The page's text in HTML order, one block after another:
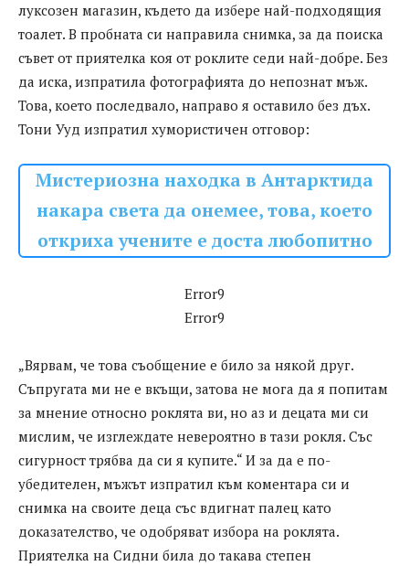
луксозен магазин, където да избере най-подходящия
тоалет. В пробната си направила снимка, за да поиска
съвет от приятелка коя от роклите седи най-добре. Без
да иска, изпратила фотографията до непознат мъж.
Това, което последвало, направо я оставило без дъх.
Тони Ууд изпратил хумористичен отговор:
Мистериозна находка в Антарктида
накара света да онемее, това, което
откриха учените е доста любопитно
Error9
Error9
„Вярвам, че това съобщение е било за някой друг.
Съпругата ми не е вкъщи, затова не мога да я попитам
за мнение относно роклята ви, но аз и децата ми си
мислим, че изглеждате невероятно в тази рокля. Със
сигурност трябва да си я купите.“ И за да е по-
убедителен, мъжът изпратил към коментара си и
снимка на своите деца със вдигнат палец като
доказателство, че одобряват избора на роклята.
Приятелка на Сидни била до такава степен